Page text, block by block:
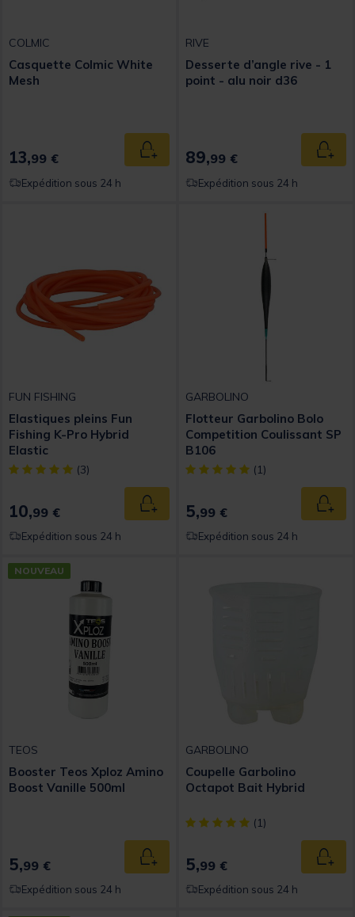
COLMIC
Casquette Colmic White
Mesh
13,99 € Ajouter au panier
Expédition sous 24 h
RIVE
Desserte d’angle rive - 1
point - alu noir d36
89,99 €
Expédition sous 24 h
FUN FISHING
Elastiques pleins Fun
Fishing K-Pro Hybrid
Elastic
[object Object] out of 5 Customer Rating
(3)
10,99 € Ajouter au panier
Expédition sous 24 h
GARBOLINO
Flotteur Garbolino Bolo
Competition Coulissant SP
B106
[object Object] out of 5
(1)
5,99 €
Expédition sous 24 h
NOUVEAU
TEOS
Booster Teos Xploz Amino
Boost Vanille 500ml
5,99 € Ajouter au panier
Expédition sous 24 h
GARBOLINO
Coupelle Garbolino
Octapot Bait Hybrid
[object Object] out of 5
(1)
5,99 €
Expédition sous 24 h